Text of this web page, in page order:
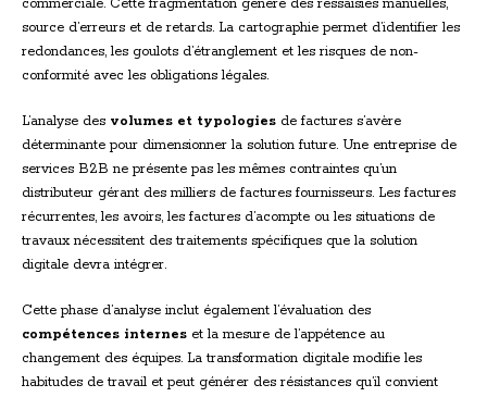
commerciale. Cette fragmentation génère des ressaisies manuelles,
source d’erreurs et de retards. La cartographie permet d’identifier les
redondances, les goulots d’étranglement et les risques de non-
conformité avec les obligations légales.
L’analyse des volumes et typologies de factures s’avère
déterminante pour dimensionner la solution future. Une entreprise de
services B2B ne présente pas les mêmes contraintes qu’un
distributeur gérant des milliers de factures fournisseurs. Les factures
récurrentes, les avoirs, les factures d’acompte ou les situations de
travaux nécessitent des traitements spécifiques que la solution
digitale devra intégrer.
Cette phase d’analyse inclut également l’évaluation des
compétences internes et la mesure de l’appétence au
changement des équipes. La transformation digitale modifie les
habitudes de travail et peut générer des résistances qu’il convient